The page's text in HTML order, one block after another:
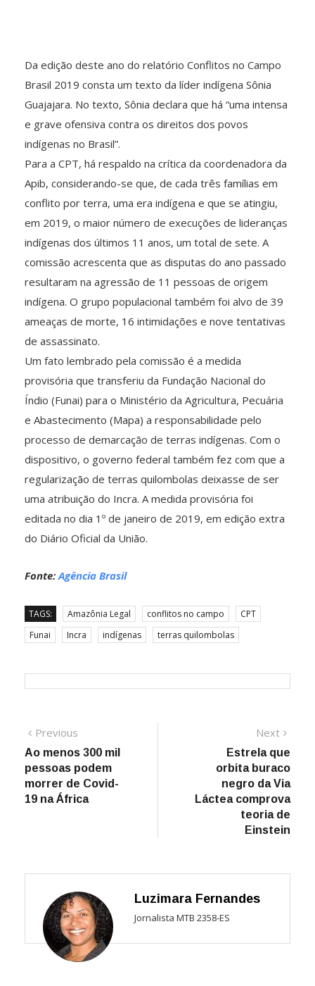
Da edição deste ano do relatório Conflitos no Campo
Brasil 2019 consta um texto da líder indígena Sônia
Guajajara. No texto, Sônia declara que há “uma intensa
e grave ofensiva contra os direitos dos povos
indígenas no Brasil”.
Para a CPT, há respaldo na crítica da coordenadora da
Apib, considerando-se que, de cada três famílias em
conflito por terra, uma era indígena e que se atingiu,
em 2019, o maior número de execuções de lideranças
indígenas dos últimos 11 anos, um total de sete. A
comissão acrescenta que as disputas do ano passado
resultaram na agressão de 11 pessoas de origem
indígena. O grupo populacional também foi alvo de 39
ameaças de morte, 16 intimidações e nove tentativas
de assassinato.
Um fato lembrado pela comissão é a medida
provisória que transferiu da Fundação Nacional do
Índio (Funai) para o Ministério da Agricultura, Pecuária
e Abastecimento (Mapa) a responsabilidade pelo
processo de demarcação de terras indígenas. Com o
dispositivo, o governo federal também fez com que a
regularização de terras quilombolas deixasse de ser
uma atribuição do Incra. A medida provisória foi
editada no dia 1º de janeiro de 2019, em edição extra
do Diário Oficial da União.
Fonte: Agência Brasil
TAGS: Amazônia Legal conflitos no campo
CPT
Funai
Incra indígenas terras quilombolas
Navegação
de
Post
Previous
post:
Ao menos 300 mil
pessoas podem
morrer de Covid-
19 na África
Next
Estrela que
orbita buraco
negro da Via
Láctea comprova
teoria de
Einstein
Luzimara Fernandes
Jornalista MTB 2358-ES